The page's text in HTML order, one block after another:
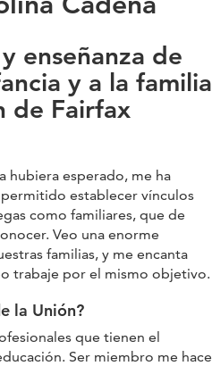
enseñanza de
y a la familia
de Fairfax
hubiera esperado, me ha
establecer vínculos
como familiares, que de
Veo una enorme
familias, y me encanta
trabaje por el mismo objetivo.
la Unión?
que tienen el
Ser miembro me hace